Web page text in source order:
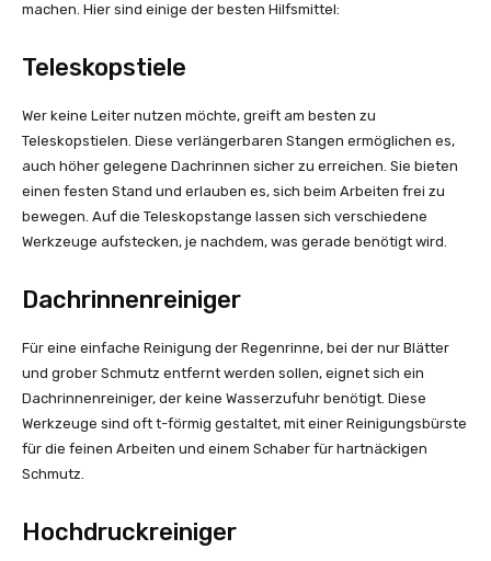
machen. Hier sind einige der besten Hilfsmittel:
Teleskopstiele
Wer keine Leiter nutzen möchte, greift am besten zu
Teleskopstielen. Diese verlängerbaren Stangen ermöglichen es,
auch höher gelegene Dachrinnen sicher zu erreichen. Sie bieten
einen festen Stand und erlauben es, sich beim Arbeiten frei zu
bewegen. Auf die Teleskopstange lassen sich verschiedene
Werkzeuge aufstecken, je nachdem, was gerade benötigt wird.
Dachrinnenreiniger
Für eine einfache Reinigung der Regenrinne, bei der nur Blätter
und grober Schmutz entfernt werden sollen, eignet sich ein
Dachrinnenreiniger, der keine Wasserzufuhr benötigt. Diese
Werkzeuge sind oft t-förmig gestaltet, mit einer Reinigungsbürste
für die feinen Arbeiten und einem Schaber für hartnäckigen
Schmutz.
Hochdruckreiniger